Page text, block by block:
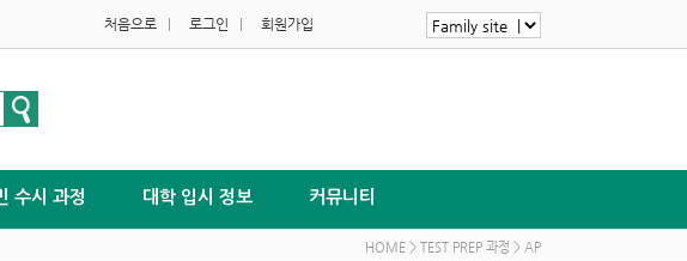
처음으로 로그인 회원가입
수시 과정 대학 입시 정보 커뮤니티
HOME > TEST PREP 과정 > AP